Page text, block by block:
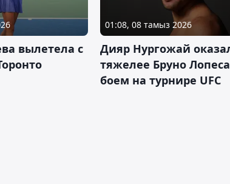
вылетела с
01:08, 08 тамыз 2026
Дияр Нургожай
тяжелее Бруно
боем на турнире UFC